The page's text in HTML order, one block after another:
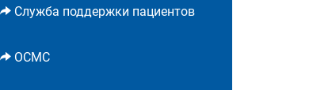
Служба поддержки пациентов
ОСМС